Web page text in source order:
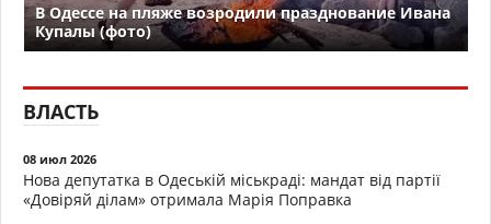
В Одессе на пляже возродили празднование Ивана
Купалы (фото)
ВЛАСТЬ
08 июл 2026
Нова депутатка в Одеській міськраді: мандат від партії
«Довіряй ділам» отримала Марія Поправка